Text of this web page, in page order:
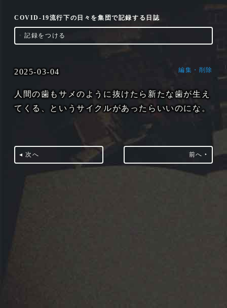
COVID-19流行下の日々を集団で記録する日誌
‣ 記録をつける
2025-03-04 編集・削除
人間の歯もサメのように抜けたら新たな歯が生え
てくる、というサイクルがあったらいいのにな。
◂ 次へ 前へ ‣